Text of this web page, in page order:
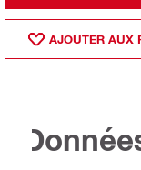
AJOUTER AUX